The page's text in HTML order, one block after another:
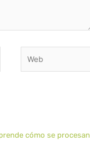
cómo se procesan